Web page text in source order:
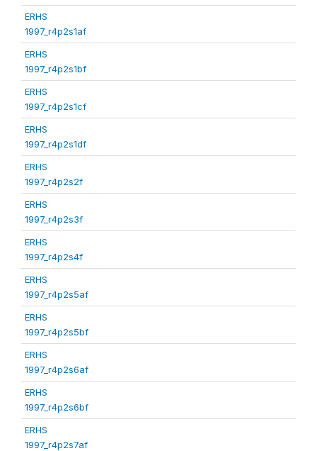
ERHS
1997_r4p2s1af
ERHS
1997_r4p2s1bf
ERHS
1997_r4p2s1cf
ERHS
1997_r4p2s1df
ERHS
1997_r4p2s2f
ERHS
1997_r4p2s3f
ERHS
1997_r4p2s4f
ERHS
1997_r4p2s5af
ERHS
1997_r4p2s5bf
ERHS
1997_r4p2s6af
ERHS
1997_r4p2s6bf
ERHS
1997_r4p2s7af